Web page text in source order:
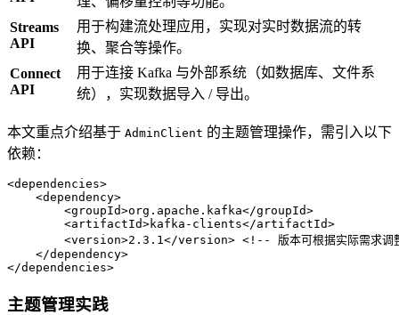
Streams
API
用于构建流处理应用，实现对实时数据流的转
换、聚合等操作。
Connect
API
用于连接 Kafka 与外部系统（如数据库、文件系
统），实现数据导入 / 导出。
本文重点介绍基于 AdminClient 的主题管理操作，需引入以下
依赖：
<dependencies>
<dependency>
<groupId>org.apache.kafka</groupId>
<artifactId>kafka-clients</artifactId>
<version>2.3.1</version> <!-- 版本可根据实际需求
</dependency>
</dependencies>
主题管理实践